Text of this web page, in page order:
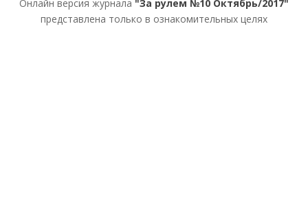
Онлайн версия журнала "За рулем №10 Октябрь/2017"
представлена только в ознакомительных целях